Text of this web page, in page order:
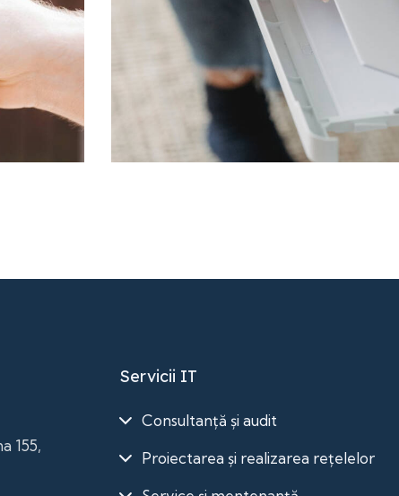
155,
Servicii IT
Consultanță și audit
Proiectarea și realizarea rețelelor